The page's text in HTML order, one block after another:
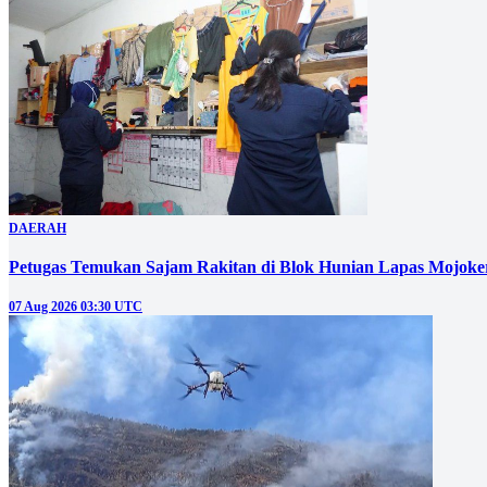
DAERAH
Petugas Temukan Sajam Rakitan di Blok Hunian Lapas
07 Aug 2026 03:30 UTC